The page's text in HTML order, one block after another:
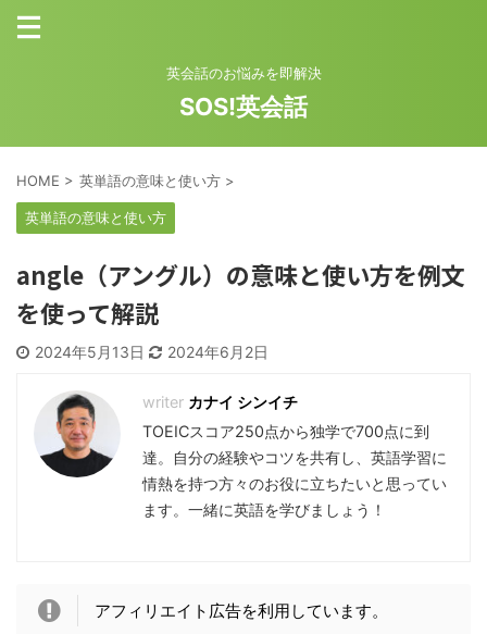
英会話のお悩みを即解決
SOS!英会話
HOME > 英単語の意味と使い方 >
英単語の意味と使い方
angle（アングル）の意味と使い方を例文
を使って解説
2024年5月13日 2024年6月2日
カナイ シンイチ
TOEICスコア250点から独学で700点に到
達。自分の経験やコツを共有し、英語学習に
情熱を持つ方々のお役に立ちたいと思ってい
ます。一緒に英語を学びましょう！
アフィリエイト広告を利用しています。